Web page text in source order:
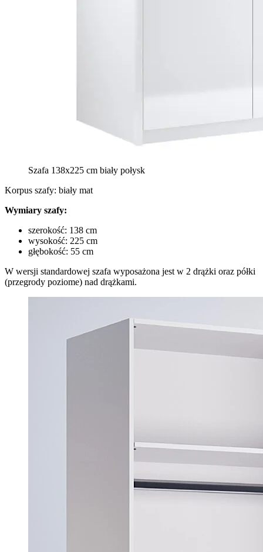
Szafa 138x225 cm biały połysk
Korpus szafy: biały mat
Wymiary szafy:
szerokość: 138 cm
wysokość: 225 cm
głębokość: 55 cm
W wersji standardowej szafa wyposażona jest w 2 drążki oraz półki
(przegrody poziome) nad drążkami.